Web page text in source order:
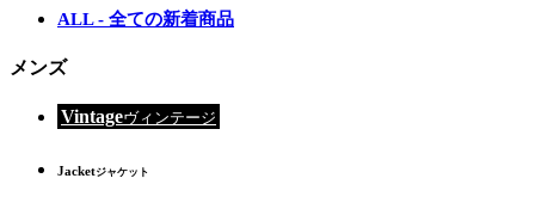
ALL - 全ての新着商品
メンズ
Vintageヴィンテージ
Jacketジャケット